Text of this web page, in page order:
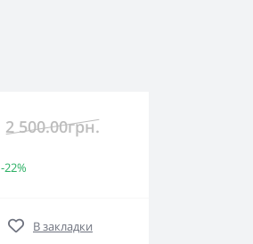
2 500.00грн.
-22%
В закладки